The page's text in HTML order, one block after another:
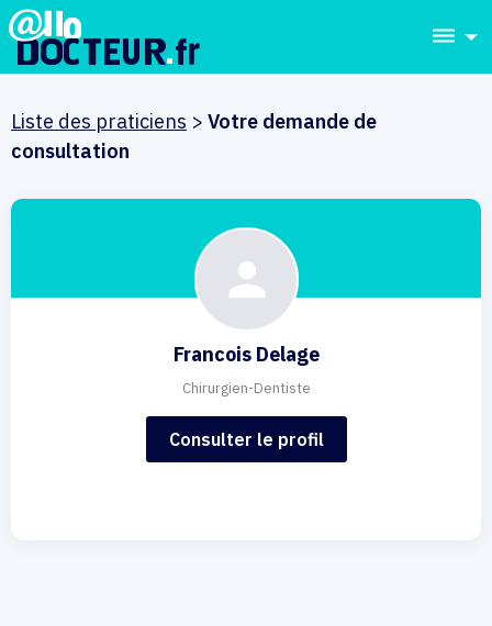
dehaze
Liste des praticiens > Votre demande de
consultation
Francois Delage
Chirurgien-Dentiste
Consulter le profil